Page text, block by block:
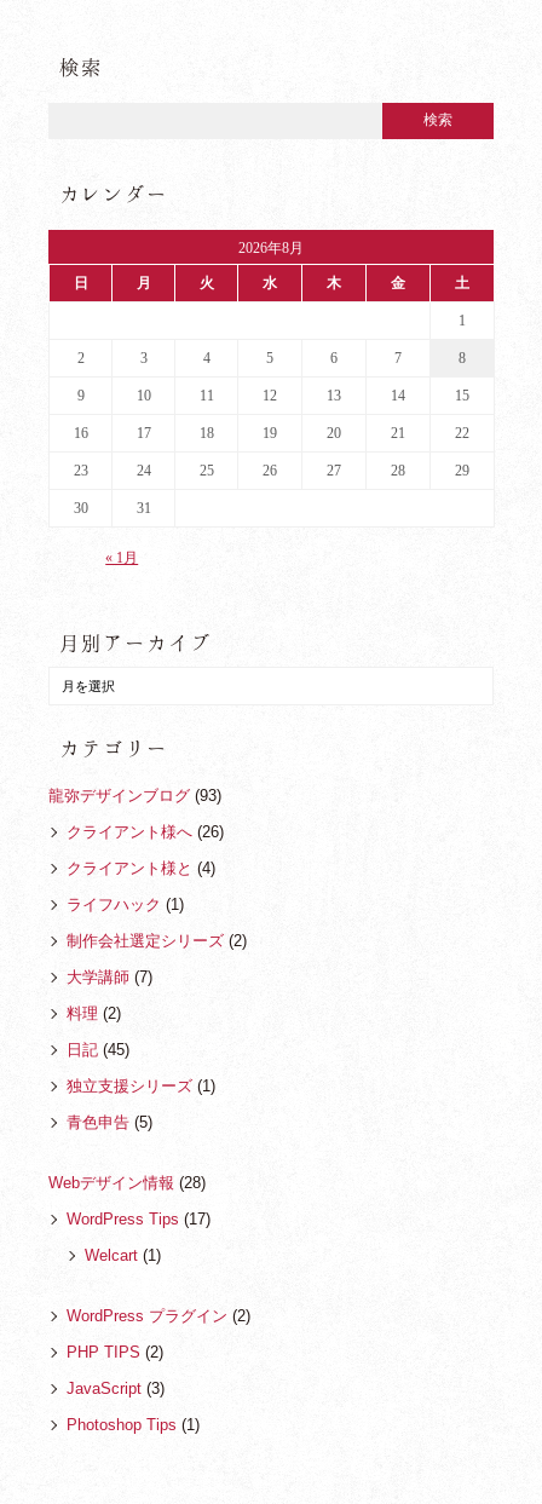
検索
カレンダー
2026年8月
日 月 火 水 木 金 土
1
2 3 4 5 6 7 8
9 10 11 12 13 14 15
16 17 18 19 20 21 22
23 24 25 26 27 28 29
30 31
« 1月
月別アーカイブ
カテゴリー
龍弥デザインブログ (93)
クライアント様へ (26)
クライアント様と (4)
ライフハック (1)
制作会社選定シリーズ (2)
大学講師 (7)
料理 (2)
日記 (45)
独立支援シリーズ (1)
青色申告 (5)
Webデザイン情報 (28)
WordPress Tips (17)
Welcart (1)
WordPress プラグイン (2)
PHP TIPS (2)
JavaScript (3)
Photoshop Tips (1)